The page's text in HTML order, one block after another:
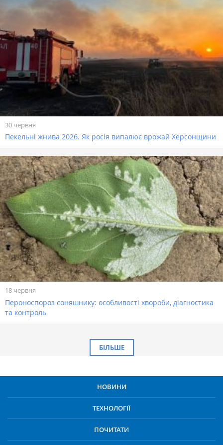
30 червня
Пекельні жнива 2026. Як росія випалює врожай Херсонщини
18 червня
Пероноспороз соняшнику: особливості хвороби, діагностика
та контроль
БІЛЬШЕ
НОВИНИ
ТЕХНОЛОГІЇ
ПОЧИТАТИ